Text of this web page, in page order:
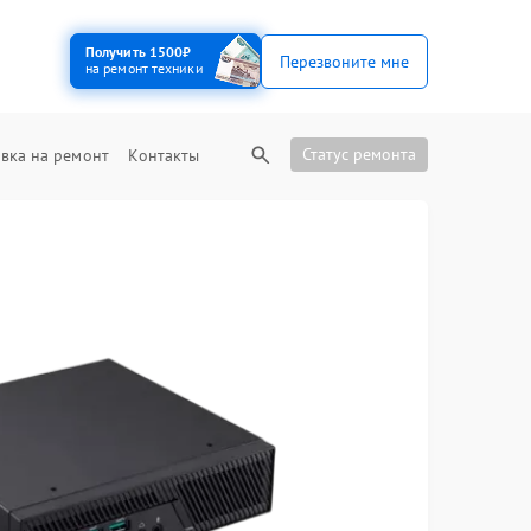
Получить 1500₽
на ремонт техники
Перезвоните мне
на ремонт Контакты Статус ремонта